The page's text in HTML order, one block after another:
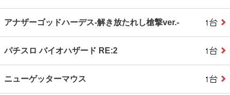
アナザーゴッドハーデス‐解き放たれし槍撃ver.‐
パチスロ バイオハザード RE:2
ニューゲッターマウス